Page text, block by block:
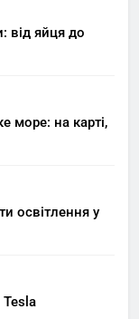
від яйця до
море: на карті,
освітлення у